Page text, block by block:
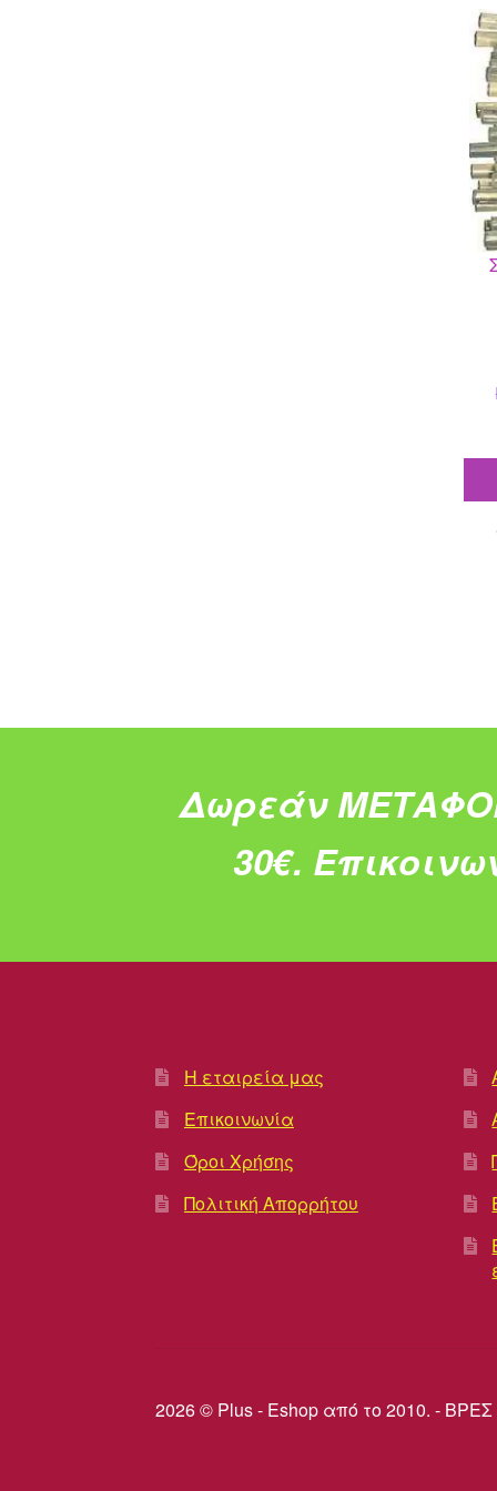
Δωρεάν
30€.
Η εταιρεία μας
Επικοινωνία
Όροι Χρήσης
Πολιτική Απορρήτου
2026 © Plus - Eshop από το 2010. -